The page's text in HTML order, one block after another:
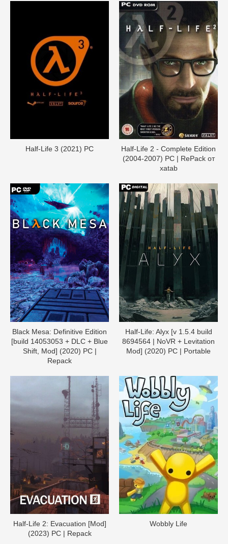
Half-Life 3 (2021) PC
Half-Life 2 - Complete Edition
(2004-2007) PC | RePack от
xatab
Black Mesa: Definitive Edition
[build 14053053 + DLC + Blue
Shift, Mod] (2020) PC |
Repack
Half-Life: Alyx [v 1.5.4 build
8694564 | NoVR + Levitation
Mod] (2020) PC | Portable
Half-Life 2: Evacuation [Mod]
(2023) PC | Repack
Wobbly Life